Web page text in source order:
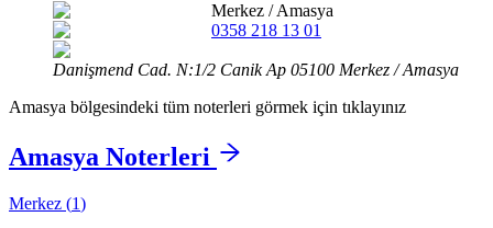
Merkez /Amasya
0358 218 13 01
Danişmend Cad. N:1/2 Canik Ap 05100 Merkez / Amasya
Amasya bölgesindeki tüm noterleri görmek için tıklayınız
Amasya Noterleri
Merkez (1)